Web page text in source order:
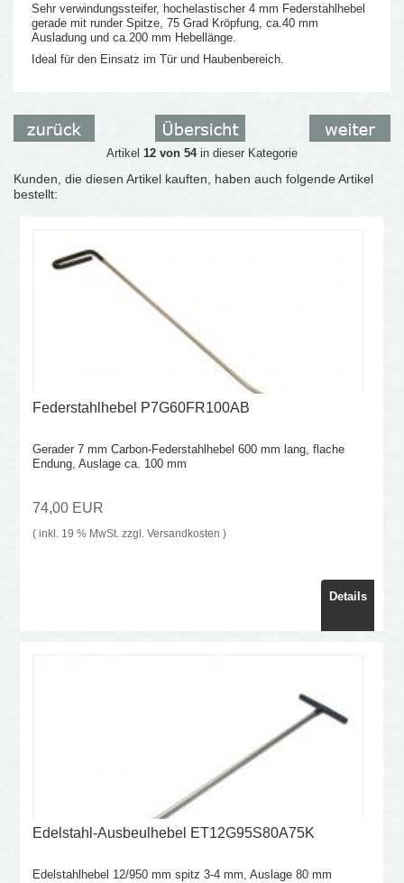
Sehr verwindungssteifer, hochelastischer 4 mm Federstahlhebel
gerade mit runder Spitze, 75 Grad Kröpfung, ca.40 mm
Ausladung und ca.200 mm Hebellänge.
Ideal für den Einsatz im Tür und Haubenbereich.
Artikel 12 von 54in dieser Kategorie
Kunden, die diesen Artikel kauften, haben auch folgende Artikel
bestellt:
Federstahlhebel P7G60FR100AB
Gerader 7 mm Carbon-Federstahlhebel 600 mm lang, flache
Endung, Auslage ca. 100 mm
74,00 EUR
( inkl. 19 % MwSt. zzgl. Versandkosten )
Details
Edelstahl-Ausbeulhebel ET12G95S80A75K
Edelstahlhebel 12/950 mm spitz 3-4 mm, Auslage 80 mm